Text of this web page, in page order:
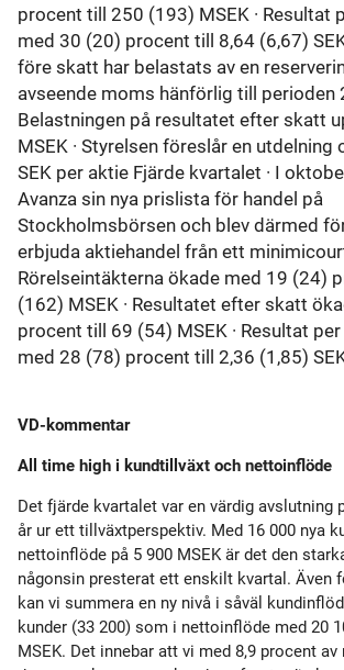
procent till 250 (193) MSEK · Resultat
med 30 (20) procent till 8,64 (6,67)
före skatt har belastats av en
avseende moms hänförlig till perioden
Belastningen på resultatet efter skatt
MSEK · Styrelsen föreslår en utdelning
SEK per aktie Fjärde kvartalet · I
Avanza sin nya prislista för handel på
Stockholmsbörsen och blev därmed
erbjuda aktiehandel från ett
Rörelseintäkterna ökade med 19 (24)
(162) MSEK · Resultatet efter skatt
procent till 69 (54) MSEK · Resultat
med 28 (78) procent till 2,36 (1,85)
VD-kommentar
All time high i kundtillväxt och nettoinflöde
Det fjärde kvartalet var en värdig avslutning
år ur ett tillväxtperspektiv. Med 16 000 nya
nettoinflöde på 5 900 MSEK är det den
någonsin presterat ett enskilt kvartal. Även
kan vi summera en ny nivå i såväl
kunder (33 200) som i nettoinflöde med 20
MSEK. Det innebar att vi med 8,9 procent av